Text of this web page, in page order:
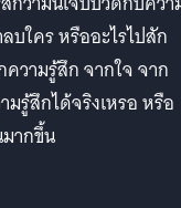
บใคร หรืออะไรไปสัก
วามรู้สึก จากใจ จาก
รู้สึกได้จริงเหรอ หรือ
ากขึ้น